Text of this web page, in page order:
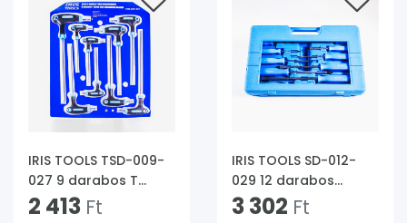
IRIS TOOLS TSD-009-
027 9 darabos T
karos torx
2 413 Ft
IRIS TOOLS SD-012-
029 12 darabos
üthető csavarhúzó
3 302 Ft